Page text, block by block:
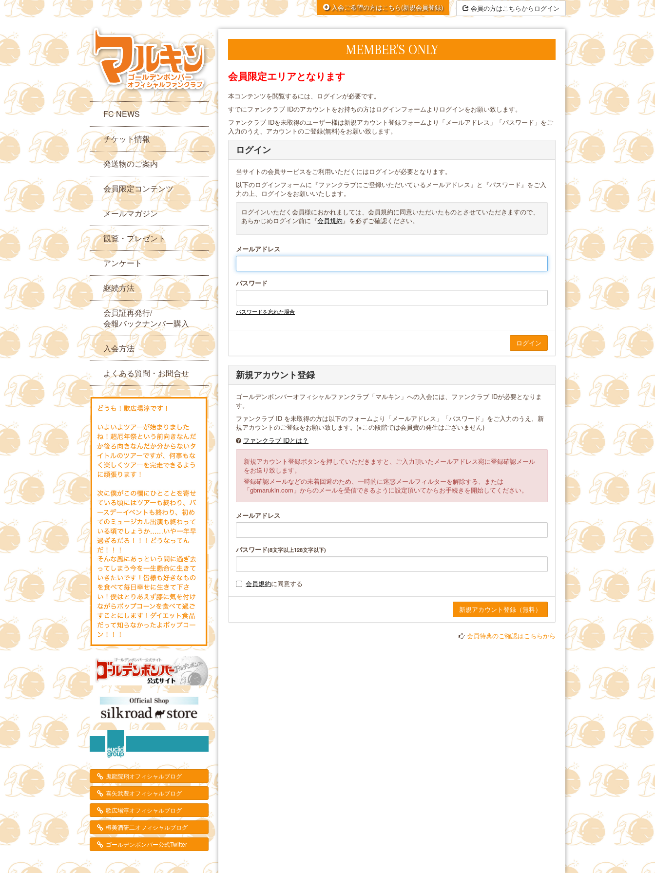
入会ご希望の方はこちら(新規会員登録) 会員の方はこちらからログイン
FC NEWS
チケット情報
発送物のご案内
会員限定コンテンツ
メールマガジン
観覧・プレゼント
アンケート
継続方法
会員証再発行/
会報バックナンバー購入
入会方法
よくある質問・お問合せ
鬼龍院翔オフィシャルブログ
喜矢武豊オフィシャルブログ
歌広場淳オフィシャルブログ
樽美酒研二オフィシャルブログ
ゴールデンボンバー公式Twitter
MEMBER'S ONLY
会員限定エリアとなります
本コンテンツを閲覧するには、ログインが必要です。
すでにファンクラブ IDのアカウントをお持ちの方はログインフォームよりログインをお願い致します。
ファンクラブ IDを未取得のユーザー様は新規アカウント登録フォームより「メールアドレス」「パスワード」をご
入力のうえ、アカウントのご登録(無料)をお願い致します。
ログイン
当サイトの会員サービスをご利用いただくにはログインが必要となります。
以下のログインフォームに『ファンクラブにご登録いただいているメールアドレス』と『パスワード』をご入
力の上、ログインをお願いいたします。
ログインいただく会員様におかれましては、会員規約に同意いただいたものとさせていただきますので、
あらかじめログイン前に『会員規約』を必ずご確認ください。
メールアドレス
パスワード
パスワードを忘れた場合
新規アカウント登録
ゴールデンボンバーオフィシャルファンクラブ「マルキン」への入会には、ファンクラブ IDが必要となりま
す。
ファンクラブ ID を未取得の方は以下のフォームより「メールアドレス」「パスワード」をご入力のうえ、新
規アカウントのご登録をお願い致します。(※この段階では会員費の発生はございません)
ファンクラブ IDとは？
新規アカウント登録ボタンを押していただきますと、ご入力頂いたメールアドレス宛に登録確認メール
をお送り致します。
登録確認メールなどの未着回避のため、一時的に迷惑メールフィルターを解除する、または
「gbmarukin.com」からのメールを受信できるように設定頂いてからお手続きを開始してください。
メールアドレス
パスワード(8文字以上128文字以下)
会員規約に同意する
会員特典のご確認はこちらから